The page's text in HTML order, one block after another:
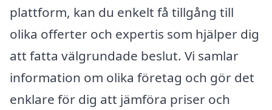
plattform, kan du enkelt få tillgång till
olika offerter och expertis som hjälper dig
att fatta välgrundade beslut. Vi samlar
information om olika företag och gör det
enklare för dig att jämföra priser och